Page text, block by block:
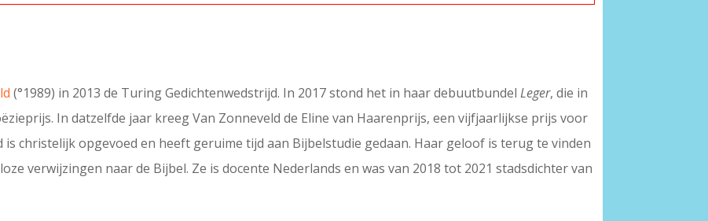
(°1989) in 2013 de Turing Gedichtenwedstrijd. In 2017 stond het in haar debuutbundelLeger, die in
In datzelfde jaar kreeg Van Zonneveld de Eline van Haarenprijs, een vijfjaarlijkse prijs voor
is christelijk opgevoed en heeft geruime tijd aan Bijbelstudie gedaan. Haar geloof is terug te vinden
verwijzingen naar de Bijbel. Ze is docente Nederlands en was van 2018 tot 2021 stadsdichter van